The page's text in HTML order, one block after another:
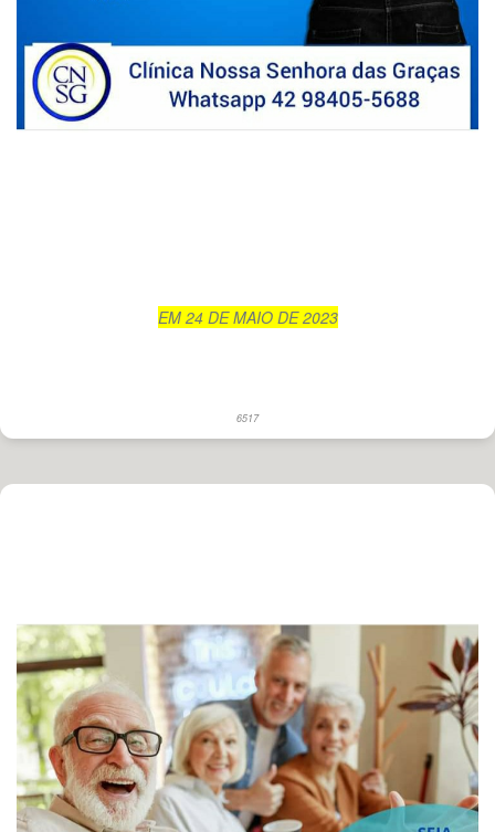
EM 24 DE MAIO DE 2023
6517